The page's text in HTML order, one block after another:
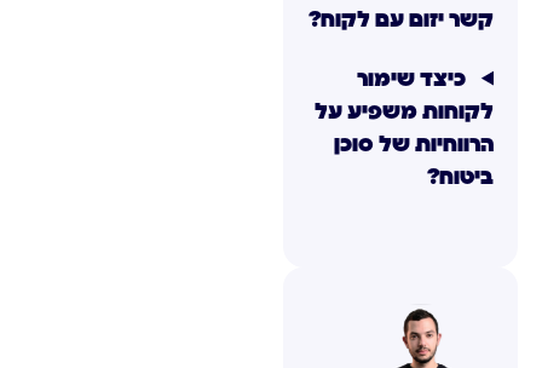
קשר יזום עם לקוח?
כיצד שימור
לקוחות משפיע על
הרווחיות של סוכן
ביטוח?